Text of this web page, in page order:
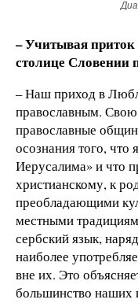
– Учитывая приток
столице Словении
– Наш приход в
православным. Свою
православные
осознания того,
Иерусалима» и что
христианскому, к
преобладающими
местными
сербский язык,
наиболее
вне их. Это
большинство наших